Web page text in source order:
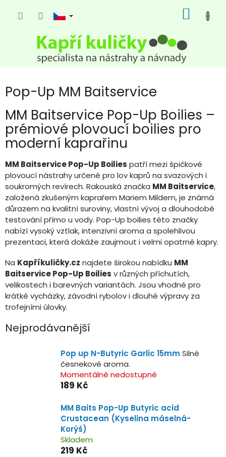
KOŠÍK
Pop-Up MM Baitservice
MM Baitservice Pop-Up Boilies –
prémiové plovoucí boilies pro
moderní kaprařinu
MM Baitservice Pop-Up Boilies patří mezi špičkové
plovoucí nástrahy určené pro lov kaprů na svazových i
soukromých revírech. Rakouská značka MM Baitservice,
založená zkušeným kaprařem Mariem Mildem, je známá
důrazem na kvalitní suroviny, vlastní vývoj a dlouhodobé
testování přímo u vody. Pop-Up boilies této značky
nabízí vysoký vztlak, intenzivní aroma a spolehlivou
prezentaci, která dokáže zaujmout i velmi opatrné kapry.
Na Kapříkuličky.cz najdete širokou nabídku MM
Baitservice Pop-Up Boilies v různých příchutích,
velikostech i barevných variantách. Jsou vhodné pro
krátké vycházky, závodní rybolov i dlouhé výpravy za
trofejními úlovky.
Nejprodávanější
Pop up N-Butyric Garlic 15mm Silné
česnekové aroma.
Momentálně nedostupné
189 Kč
MM Baits Pop-Up Butyric acid
Crustacean (Kyselina máselná-
Korýš)
Skladem
219 Kč